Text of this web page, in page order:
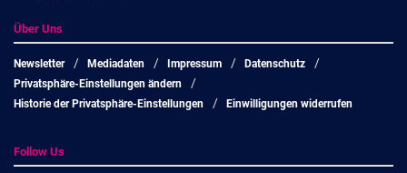
Über Uns
Newsletter Mediadaten Impressum
Datenschutz
Privatsphäre-Einstellungen ändern
Historie der Privatsphäre-Einstellungen
Einwilligungen widerrufen
Follow Us